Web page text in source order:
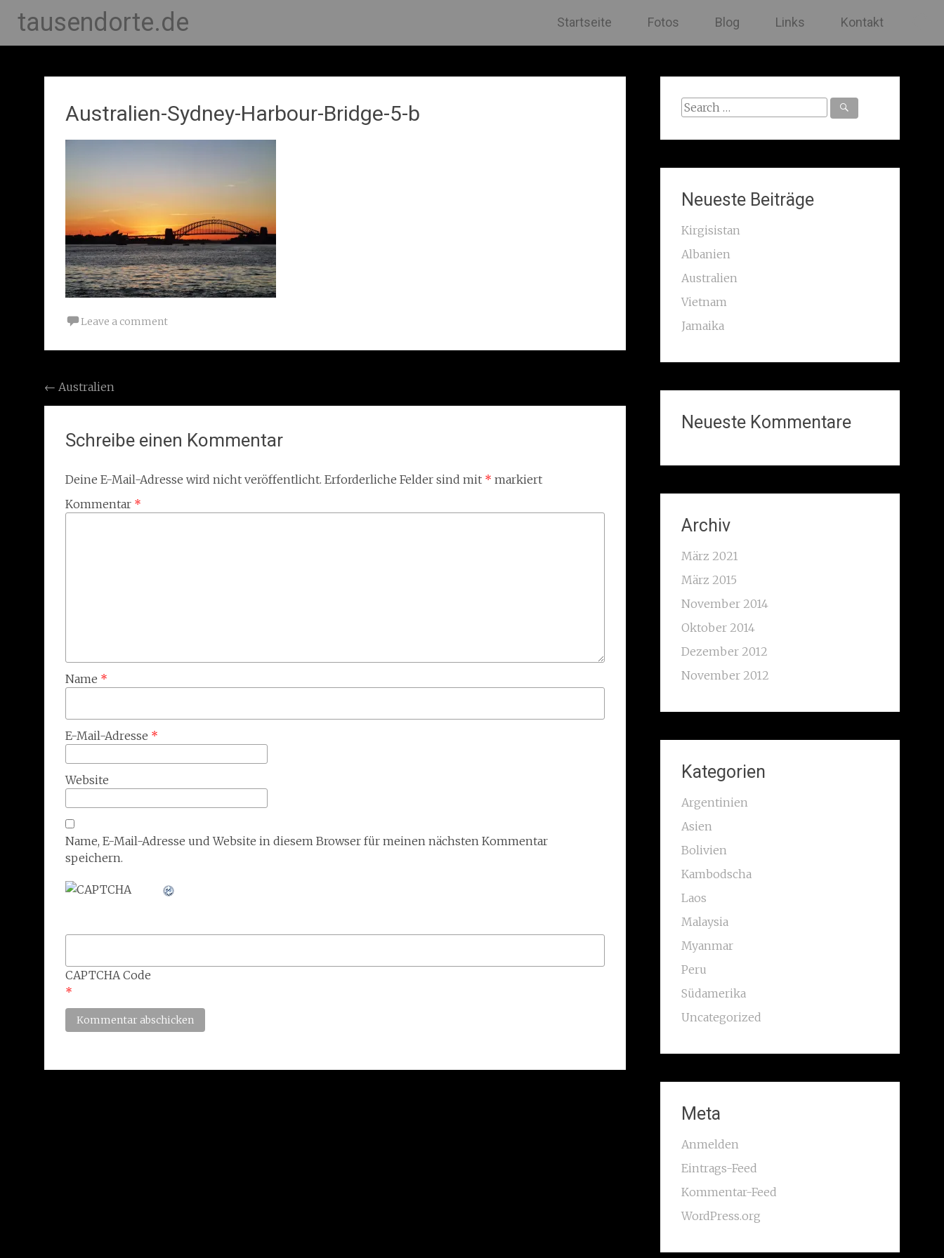
tausendorte.de
to
Startseite Fotos Blog Links Kontakt
Australien-Sydney-Harbour-Bridge-5-b
Leave a comment
Post
navigation
← Australien
Schreibe einen Kommentar
Deine E-Mail-Adresse wird nicht veröffentlicht. Erforderliche Felder sind mit * markiert
Kommentar *
Name *
E-Mail-Adresse *
Website
Name, E-Mail-Adresse und Website in diesem Browser für meinen nächsten Kommentar
speichern.
CAPTCHA Code
*
Search
Neueste Beiträge
Kirgisistan
Albanien
Australien
Vietnam
Jamaika
Neueste Kommentare
Archiv
März 2021
März 2015
November 2014
Oktober 2014
Dezember 2012
November 2012
Kategorien
Argentinien
Asien
Bolivien
Kambodscha
Laos
Malaysia
Myanmar
Peru
Südamerika
Uncategorized
Meta
Anmelden
Eintrags-Feed
Kommentar-Feed
WordPress.org